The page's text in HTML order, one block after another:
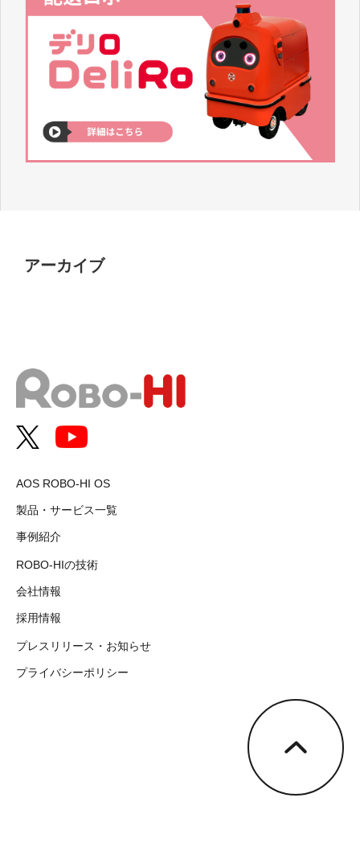
アーカイブ
AOS ROBO-HI OS
製品・サービス一覧
事例紹介
ROBO-HIの技術
会社情報
採用情報
プレスリリース・お知らせ
プライバシーポリシー